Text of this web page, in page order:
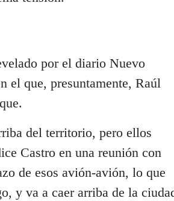
por el diario Nuevo
el que, presuntamente, Raúl
del territorio, pero ellos
Castro en una reunión con
de esos avión-avión, lo que
y va a caer arriba de la